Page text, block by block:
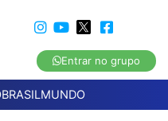
Entrar no grupo
BRASILMUNDO